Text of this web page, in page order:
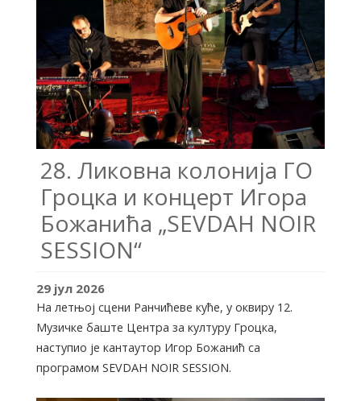
28. Ликовна колонија ГО
Гроцка и концерт Игора
Божанића „SEVDAH NOIR
SESSION“
29 јул 2026
На летњој сцени Ранчићеве куће, у оквиру 12.
Музичке баште Центра за културу Гроцка,
наступио је кантаутор Игор Божанић са
програмом SEVDAH NOIR SESSION.